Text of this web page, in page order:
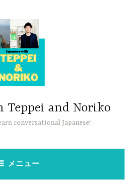
Teppei and Noriko
conversational Japanese!
メニュー